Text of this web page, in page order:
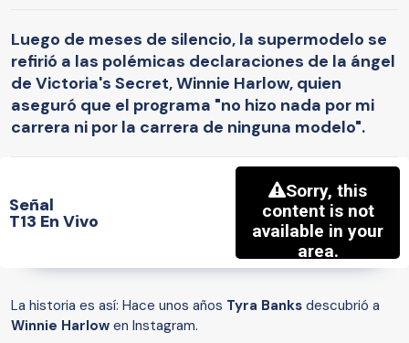
Luego de meses de silencio, la supermodelo se
refirió a las polémicas declaraciones de la ángel
de Victoria's Secret, Winnie Harlow, quien
aseguró que el programa "no hizo nada por mi
carrera ni por la carrera de ninguna modelo".
Señal
T13 En Vivo
La historia es así: Hace unos años Tyra Banks descubrió a
Winnie Harlow en Instagram.